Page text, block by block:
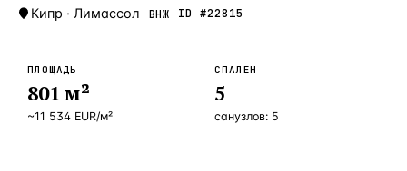
Анталия
ЧАСТО ИЩУТ
Турция
Кипр · Лимассол ВНЖ ID #22815
ПЛОЩАДЬ
801 м²
~11 534 EUR/м²
СПАЛЕН
5
санузлов: 5